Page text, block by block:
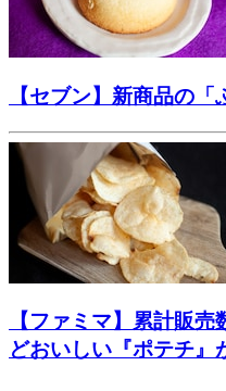
【セブン】新商品の
【ファミマ】累計販
どおいしい『ポテチ』